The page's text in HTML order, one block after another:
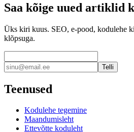
Saa kõige uued artiklid
Üks kiri kuus. SEO, e-pood, kodulehe
klõpsuga.
Telli
Teenused
Kodulehe tegemine
Maandumisleht
Ettevõtte koduleht